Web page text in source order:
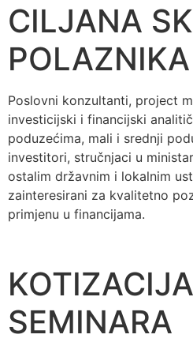
CILJANA
POLAZNIKA
Poslovni konzultanti, project
investicijski i financijski
poduzećima, mali i srednji
investitori, stručnjaci u
ostalim državnim i lokalnim
zainteresirani za kvalitetno
primjenu u financijama.
KOTIZACIJA
SEMINARA